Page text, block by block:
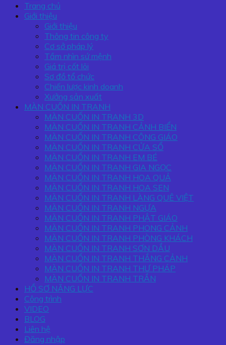
Trang chủ
Giới thiệu
Giới thiệu
Thông tin công ty
Cơ sở pháp lý
Tầm nhìn sứ mệnh
Giá trị cốt lõi
Sơ đồ tổ chức
Chiến lược kinh doanh
Xưởng sản xuất
MÀN CUỐN IN TRANH
MÀN CUỐN IN TRANH 3D
MÀN CUỐN IN TRANH CẢNH BIỂN
MÀN CUỐN IN TRANH CÔNG GIÁO
MÀN CUỐN IN TRANH CỬA SỔ
MÀN CUỐN IN TRANH EM BÉ
MÀN CUỐN IN TRANH GIA NGỌC
MÀN CUỐN IN TRANH HOA QUẢ
MÀN CUỐN IN TRANH HOA SEN
MÀN CUỐN IN TRANH LÀNG QUÊ VIỆT
MÀN CUỐN IN TRANH NGỰA
MÀN CUỐN IN TRANH PHẬT GIÁO
MÀN CUỐN IN TRANH PHONG CẢNH
MÀN CUỐN IN TRANH PHÒNG KHÁCH
MÀN CUỐN IN TRANH SƠN DẦU
MÀN CUỐN IN TRANH THẮNG CẢNH
MÀN CUỐN IN TRANH THƯ PHÁP
MÀN CUỐN IN TRANH TRẦN
HỒ SƠ NĂNG LỰC
Công trình
VIDEO
BLOG
Liên hệ
Đăng nhập